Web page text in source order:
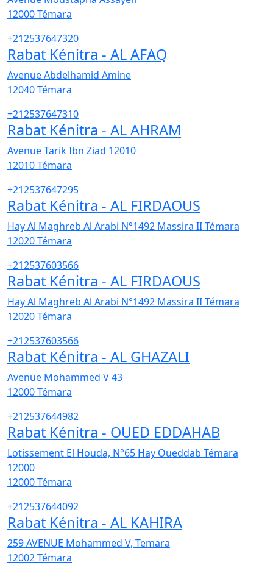
12000Témara
+212537647320
Rabat Kénitra - AL AFAQ
Avenue Abdelhamid Amine
12040Témara
+212537647310
Rabat Kénitra - AL AHRAM
Avenue Tarik Ibn Ziad 12010
12010Témara
+212537647295
Rabat Kénitra - AL FIRDAOUS
Hay Al Maghreb Al Arabi N°1492 Massira II Témara
12020Témara
+212537603566
Rabat Kénitra - AL FIRDAOUS
Hay Al Maghreb Al Arabi N°1492 Massira II Témara
12020Témara
+212537603566
Rabat Kénitra - AL GHAZALI
Avenue Mohammed V 43
12000Témara
+212537644982
Rabat Kénitra - OUED EDDAHAB
Lotissement El Houda, N°65 Hay Oueddab Témara
12000
12000Témara
+212537644092
Rabat Kénitra - AL KAHIRA
259 AVENUE Mohammed V, Temara
12002Témara